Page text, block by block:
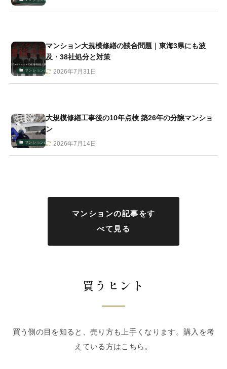
マンションの管理・修繕
マンション大規模修繕の談合問題｜東海3県にも波
及・38社処分と対策
2026年7月31日
マンションの管理・修繕
大規模修繕工事後の10年点検 築26年の分譲マンショ
ン
2026年7月14日
マンションの記事をす
べて見る
買うヒント
買う側の目を知ると、売り方も上手くなります。購入を考
えている方はこちら。